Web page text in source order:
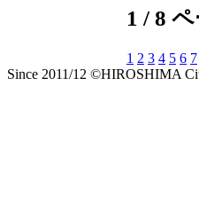
1 / 8
1 2 3 4 5 6 7
Since 2011/12 ©HIROSHIMA